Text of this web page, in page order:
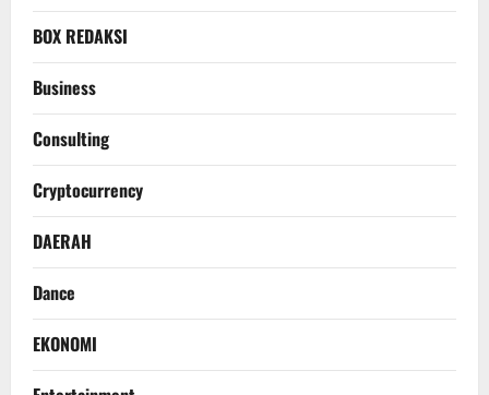
BOX REDAKSI
Business
Consulting
Cryptocurrency
DAERAH
Dance
EKONOMI